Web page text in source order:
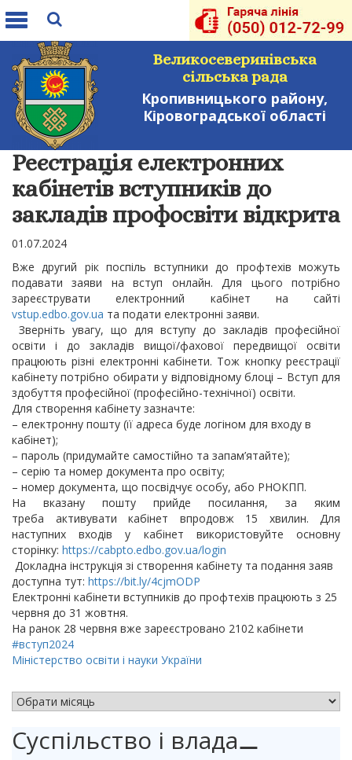
Toggle
Великосеверинівська
сільська рада
Кропивницького району,
Кіровоградської області
Реєстрація електронних
кабінетів вступників до
закладів профосвіти відкрита
01.07.2024
Вже другий рік поспіль вступники до профтехів можуть
подавати заяви на вступ онлайн. Для цього потрібно
зареєструвати електронний кабінет на сайті
vstup.edbo.gov.ua та подати електронні заяви.
Зверніть увагу, що для вступу до закладів професійної
освіти і до закладів вищої/фахової передвищої освіти
працюють різні електронні кабінети. Тож кнопку реєстрації
кабінету потрібно обирати у відповідному блоці – Вступ для
здобуття професійної (професійно-технічної) освіти.
Для створення кабінету зазначте:
– електронну пошту (її адреса буде логіном для входу в
кабінет);
– пароль (придумайте самостійно та запам’ятайте);
– серію та номер документа про освіту;
– номер документа, що посвідчує особу, або РНОКПП.
На вказану пошту прийде посилання, за яким
треба активувати кабінет впродовж 15 хвилин. Для
наступних входів у кабінет використовуйте основну
сторінку: https://cabpto.edbo.gov.ua/login
Докладна інструкція зі створення кабінету та подання заяв
доступна тут: https://bit.ly/4cjmODP
Електронні кабінети вступників до профтехів працюють з 25
червня до 31 жовтня.
На ранок 28 червня вже зареєстровано 2102 кабінети
#вступ2024
Міністерство освіти і науки України
Суспільство і влада⚊